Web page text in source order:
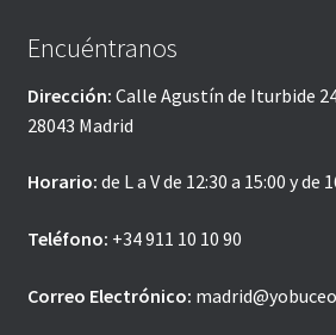
Encuéntranos
Dirección: Calle Agustín de Iturbide
28043 Madrid
Horario: de L a V de 12:30 a 15:00 y de
Teléfono: +34 911 10 10 90
Correo Electrónico: